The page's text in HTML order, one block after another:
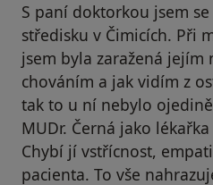
S paní doktorkou jsem
středisku v Čimicích. Při
jsem byla zaražená jejím
chováním a jak vidím z
tak to u ní nebylo
MUDr. Černá jako
Chybí jí vstřícnost,
pacienta. To vše